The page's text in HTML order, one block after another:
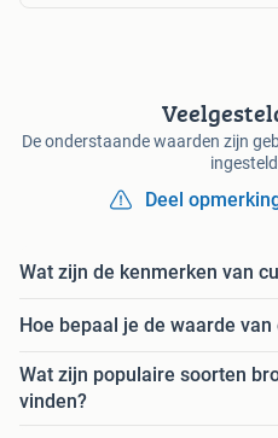
De onderstaande waarden zijn
Deel
Wat zijn de kenmerken van
Hoe bepaal je de waarde
Wat zijn populaire soorten
vinden?